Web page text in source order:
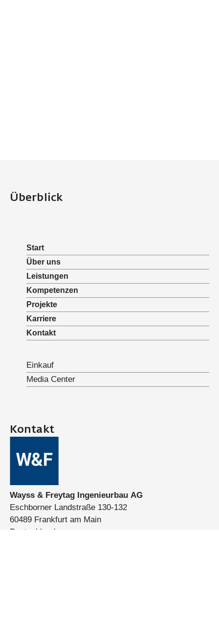
Überblick
Start
Über uns
Leistungen
Kompetenzen
Projekte
Karriere
Kontakt
Einkauf
Media Center
Kontakt
Wayss & Freytag Ingenieurbau AG
Eschborner Landstraße 130-132
60489 Frankfurt am Main
Deutschland